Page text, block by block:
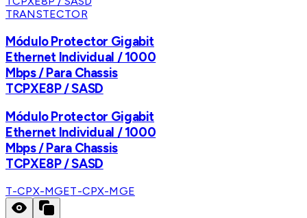
TRANSTECTOR
Módulo Protector Gigabit
Ethernet Individual / 1000
Mbps / Para Chassis
TCPXE8P / SASD
Módulo Protector Gigabit
Ethernet Individual / 1000
Mbps / Para Chassis
TCPXE8P / SASD
T-CPX-MGET-CPX-MGE